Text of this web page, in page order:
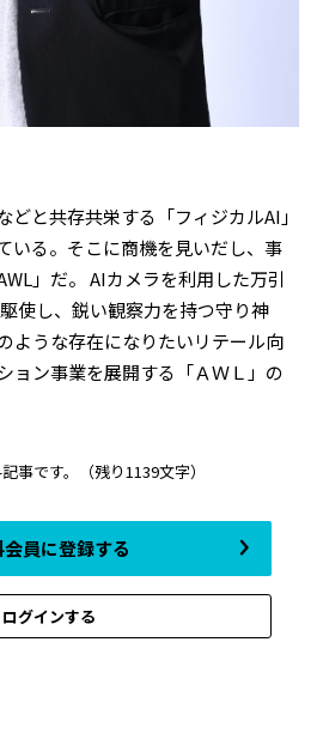
と共存共栄する「フィジカルAI」
いる。そこに商機を見いだし、事
」だ。 AIカメラを利用した万引
使し、鋭い観察力を持つ守り神
ような存在になりたい――リテール向
ョン事業を展開する「ＡＷＬ」の
事です。 （残り1139文字）
員に登録する
ログインする